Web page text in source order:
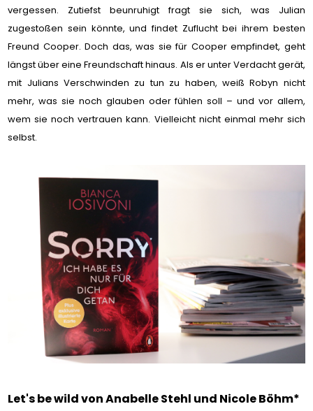
vergessen. Zutiefst beunruhigt fragt sie sich, was Julian
zugestoßen sein könnte, und findet Zuflucht bei ihrem besten
Freund Cooper. Doch das, was sie für Cooper empfindet, geht
längst über eine Freundschaft hinaus. Als er unter Verdacht gerät,
mit Julians Verschwinden zu tun zu haben, weiß Robyn nicht
mehr, was sie noch glauben oder fühlen soll – und vor allem,
wem sie noch vertrauen kann. Vielleicht nicht einmal mehr sich
selbst.
Let's be wild von Anabelle Stehl und Nicole Böhm*